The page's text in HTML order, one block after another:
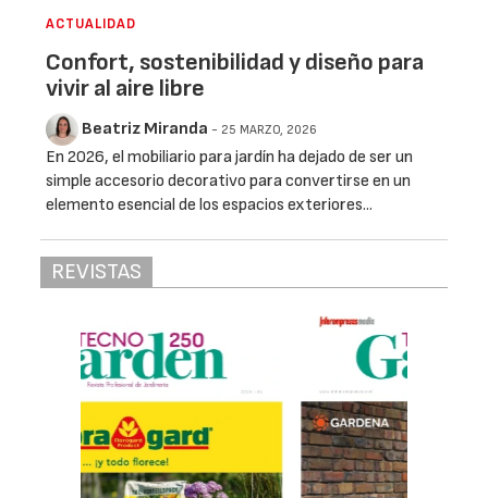
ACTUALIDAD
Confort, sostenibilidad y diseño para
vivir al aire libre
Beatriz Miranda - 25 MARZO, 2026
En 2026, el mobiliario para jardín ha dejado de ser un
simple accesorio decorativo para convertirse en un
elemento esencial de los espacios exteriores...
REVISTAS